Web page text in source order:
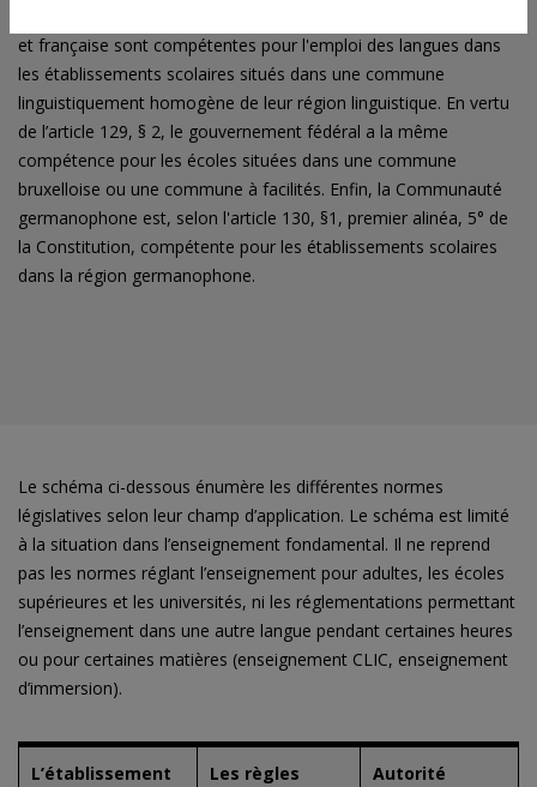
et française sont compétentes pour l'emploi des langues dans
les établissements scolaires situés dans une commune
linguistiquement homogène de leur région linguistique. En vertu
de l’article 129, § 2, le gouvernement fédéral a la même
compétence pour les écoles situées dans une commune
bruxelloise ou une commune à facilités. Enfin, la Communauté
germanophone est, selon l'article 130, §1, premier alinéa, 5° de
la Constitution, compétente pour les établissements scolaires
dans la région germanophone.
Le schéma ci-dessous énumère les différentes normes
législatives selon leur champ d’application. Le schéma est limité
à la situation dans l’enseignement fondamental. Il ne reprend
pas les normes réglant l’enseignement pour adultes, les écoles
supérieures et les universités, ni les réglementations permettant
l’enseignement dans une autre langue pendant certaines heures
ou pour certaines matières (enseignement CLIC, enseignement
d’immersion).
L’établissement
Les règles
Autorité